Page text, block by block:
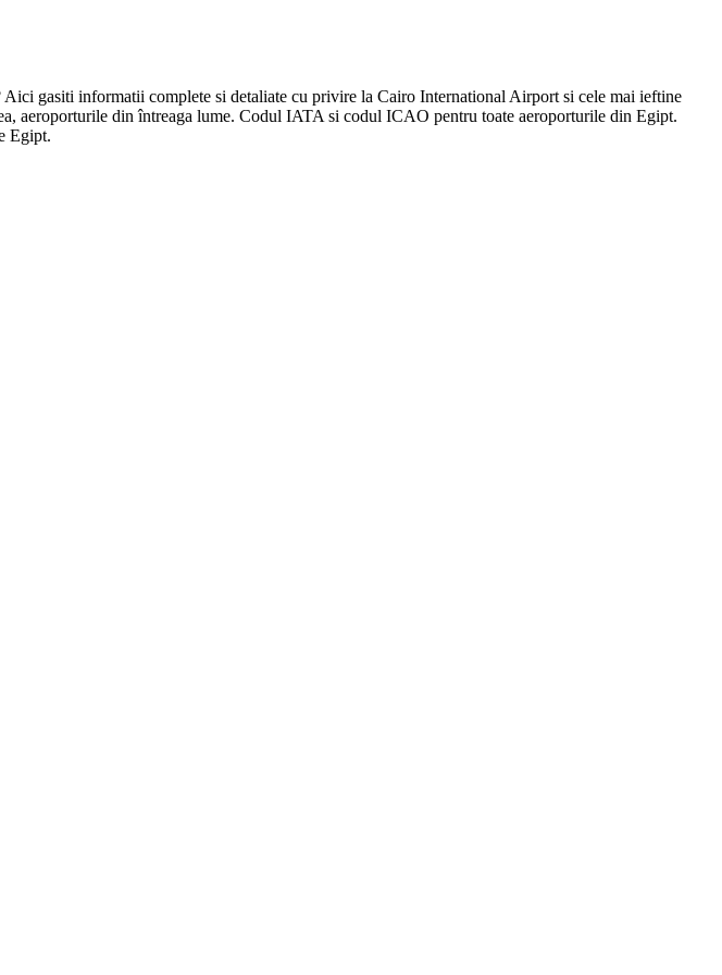
gasiti informatii complete si detaliate cu privire la Cairo International Airport si cele mai ieftine
aeroporturile din întreaga lume. Codul IATA si codul ICAO pentru toate aeroporturile din Egipt.
Egipt.